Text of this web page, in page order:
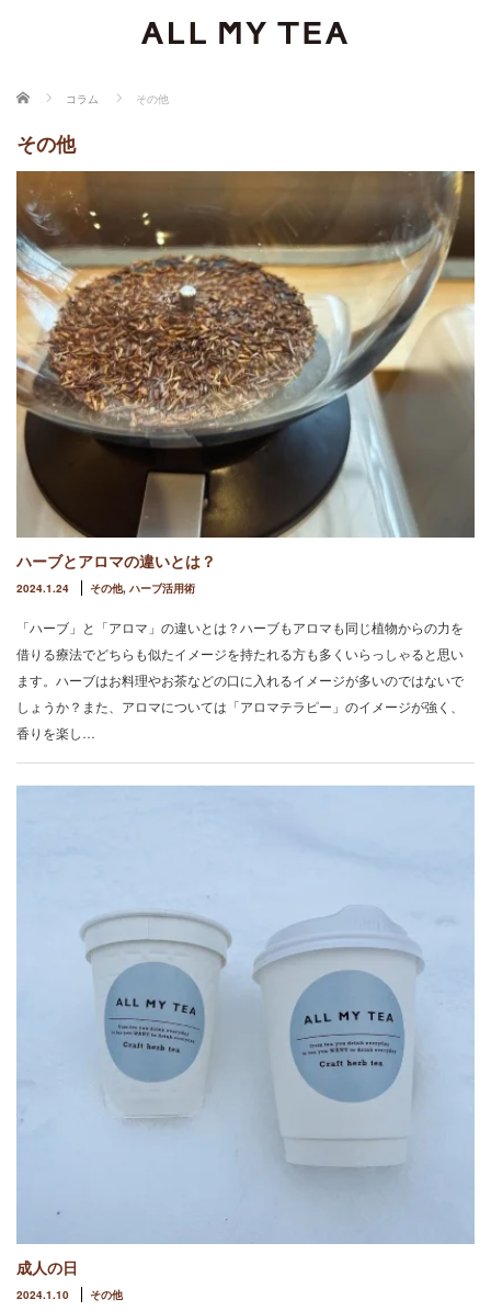
ホーム コラム その他
その他
ハーブとアロマの違いとは？
2024.1.24 その他, ハーブ活用術
「ハーブ」と「アロマ」の違いとは？ハーブもアロマも同じ植物からの力を
借りる療法でどちらも似たイメージを持たれる方も多くいらっしゃると思い
ます。ハーブはお料理やお茶などの口に入れるイメージが多いのではないで
しょうか？また、アロマについては「アロマテラピー」のイメージが強く、
香りを楽し…
成人の日
2024.1.10 その他